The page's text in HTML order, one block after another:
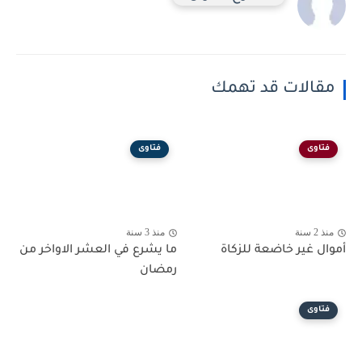
مقالات قد تهمك
فتاوى
منذ 2 سنة
أموال غير خاضعة للزكاة
فتاوى
منذ 3 سنة
ما يشرع في العشر الاواخر من
رمضان
فتاوى